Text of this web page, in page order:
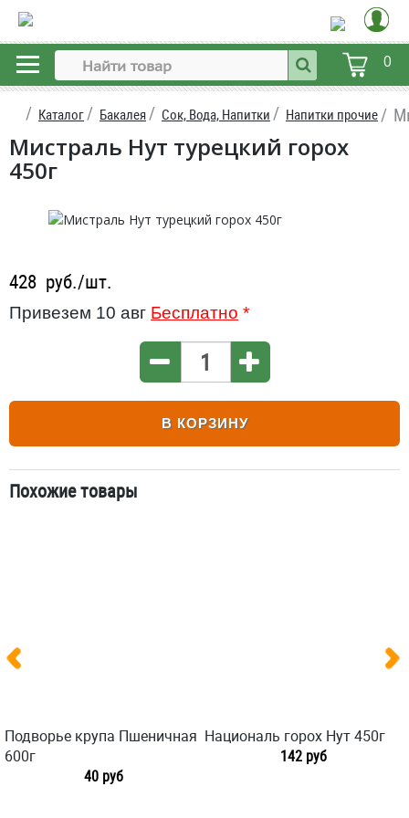
0
Каталог Бакалея Сок, Вода, Напитки Напитки прочие
Мистраль Нут турецкий горох
450г
428 руб./шт.
Привезем 10 авг Бесплатно *
В КОРЗИНУ
Похожие товары
Подворье крупа Пшеничная
600г
40 руб
Националь горох Нут 450г
142 руб